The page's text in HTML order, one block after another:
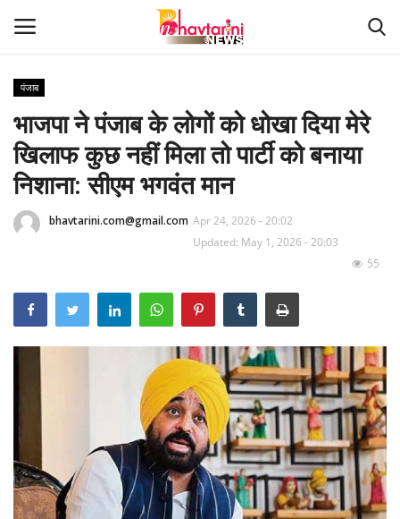
Home
संपर्क करें
Contact
देश
दुनिया
छत्तीसगढ़
राजस्थान
पंजाब
भाजपा ने पंजाब के लोगों को धोखा दिया मेरे
खिलाफ कुछ नहीं मिला तो पार्टी को बनाया
निशाना: सीएम भगवंत मान
bhavtarini.com@gmail.com Apr 24, 2026 - 20:02
Updated: May 1, 2026 - 20:03
55